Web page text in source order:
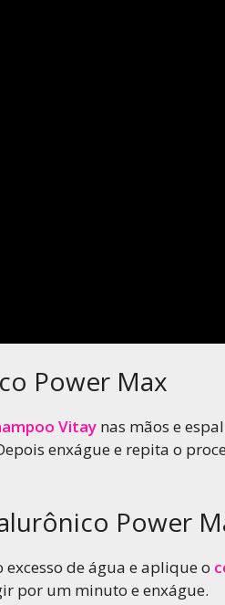
Power Max
Vitay nas mãos e
enxágue e repita o
Power
de água e aplique o
por um minuto e enxágue.